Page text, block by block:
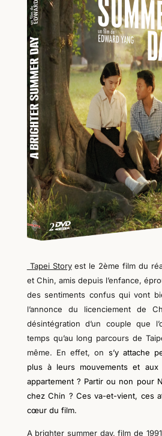
Tapei Storyest le 2ème film du
et Chin, amis depuis l’enfance,
des sentiments confus qui vont
l’annonce du licenciement de
désintégration d’un couple que
temps qu’au long parcours de
même. En effet, on s’y attache
plus à leurs mouvements et aux
appartement ? Partir ou non pour
chez Chin ? Ces va-et-vient, ces
cœur du film.
A brighter summer day, film de